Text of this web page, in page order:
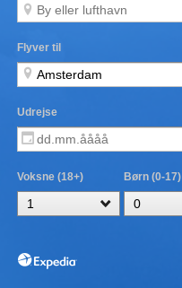
Flyver til
Udrejse
Voksne (18+) Børn (0-17)